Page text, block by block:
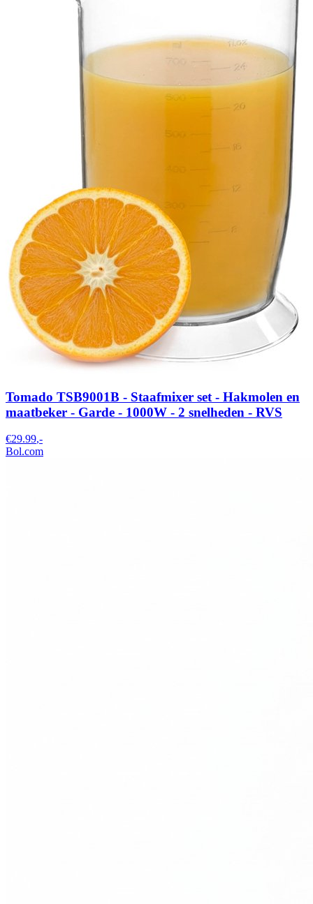
Tomado TSB9001B - Staafmixer set - Hakmolen en
maatbeker - Garde - 1000W - 2 snelheden - RVS
€29.99,-
Bol.com